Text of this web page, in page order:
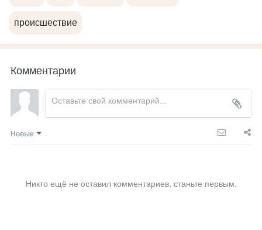
происшествие
Комментарии
Новые
Никто ещё не оставил комментариев, станьте первым.